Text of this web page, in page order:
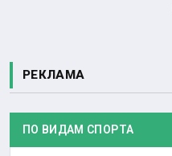
РЕКЛАМА
ПО ВИДАМ СПОРТА